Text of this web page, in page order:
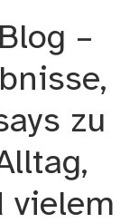
–
zu
vielem